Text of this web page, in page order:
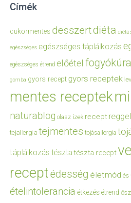
Címék
cukormentes desszertdiéta
egészséges egészséges táplálkozás
egészséges étrend előétel fogyókúra
gomba gyors recept gyors receptek
mentes receptek
naturablog olasz ízek recept
tejallergia tejmentes tojásallergia
táplálkozás tészta tészta recept
receptédesség életmód és
ételintolerancia étkezés étrend